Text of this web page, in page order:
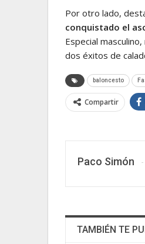
Por otro lado,
conquistado el
Especial
dos éxitos de
baloncesto
Compartir
Paco Simón
TAMBIÉN TE